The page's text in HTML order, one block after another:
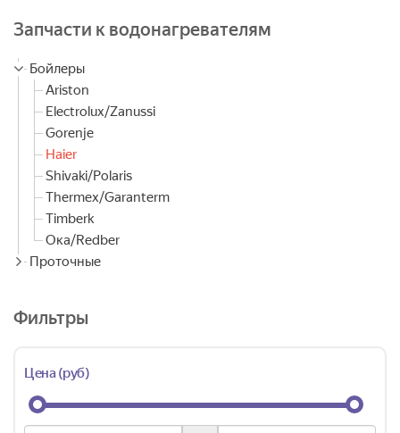
Запчасти к водонагревателям
Бойлеры
Ariston
Electrolux/Zanussi
Gorenje
Haier
Shivaki/Polaris
Thermex/Garanterm
Timberk
Ока/Redber
Проточные
Фильтры
Цена (руб)